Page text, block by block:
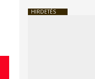
HIRDETÉS